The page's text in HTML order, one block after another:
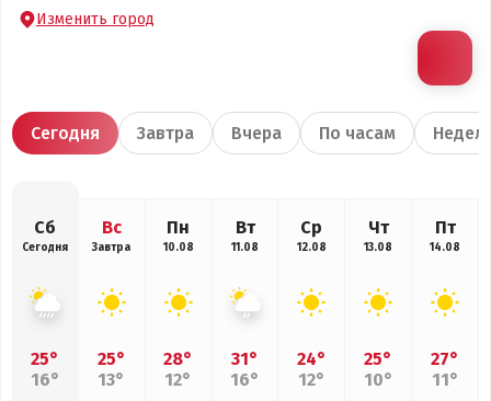
Изменить город
Сегодня Завтра Вчера По часам
Сб
Сегодня
25°
16°
Вс
Завтра
25°
13°
Пн
10.08
28°
12°
Вт
11.08
31°
16°
Ср
12.08
24°
12°
Чт
13.08
25°
10°
Пт
14.08
27°
11°